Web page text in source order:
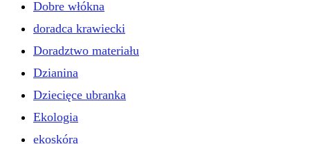
Dobre włókna
doradca krawiecki
Doradztwo materiału
Dzianina
Dziecięce ubranka
Ekologia
ekoskóra